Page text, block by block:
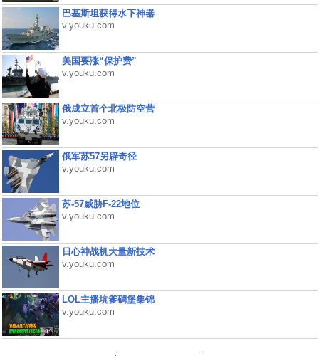
巴基斯坦获得水下神器
v.youku.com
美国要涨“保护费”
v.youku.com
俄成立首个北极防空营
v.youku.com
俄军苏57另辟奇径
v.youku.com
苏-57威胁F-22地位
v.youku.com
日心神战机大量新技术
v.youku.com
LOL主播坑爹碉堡集锦
v.youku.com